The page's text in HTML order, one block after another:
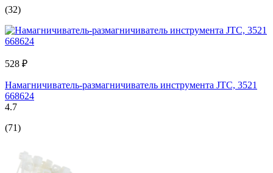
(32)
528 ₽
Намагничиватель-размагничиватель инструмента JTC, 3521
668624
4.7
(71)